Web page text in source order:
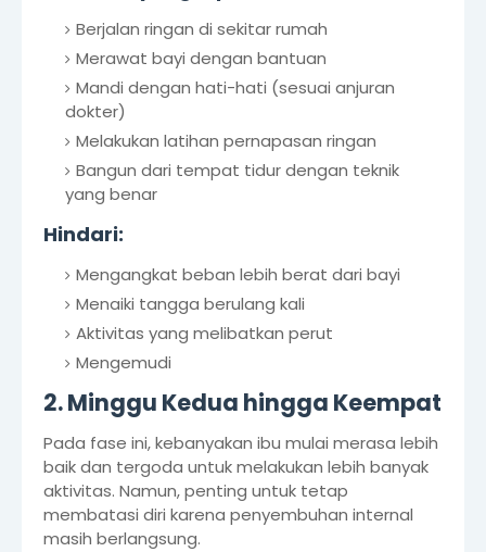
Berjalan ringan di sekitar rumah
Merawat bayi dengan bantuan
Mandi dengan hati-hati (sesuai anjuran
dokter)
Melakukan latihan pernapasan ringan
Bangun dari tempat tidur dengan teknik
yang benar
Hindari:
Mengangkat beban lebih berat dari bayi
Menaiki tangga berulang kali
Aktivitas yang melibatkan perut
Mengemudi
2. Minggu Kedua hingga Keempat
Pada fase ini, kebanyakan ibu mulai merasa lebih
baik dan tergoda untuk melakukan lebih banyak
aktivitas. Namun, penting untuk tetap
membatasi diri karena penyembuhan internal
masih berlangsung.